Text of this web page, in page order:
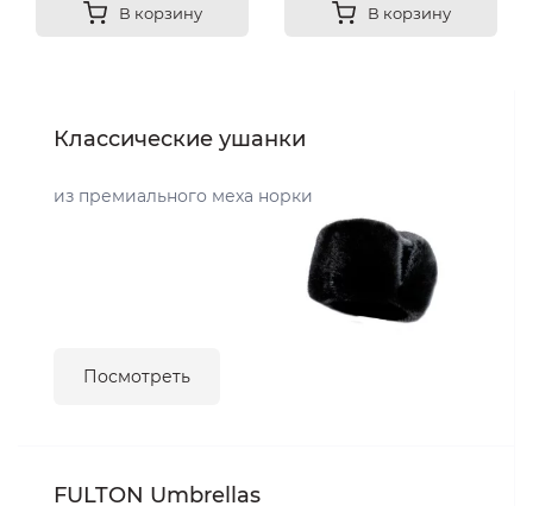
В корзину В корзину
Классические ушанки
из премиального меха норки
Посмотреть
FULTON Umbrellas